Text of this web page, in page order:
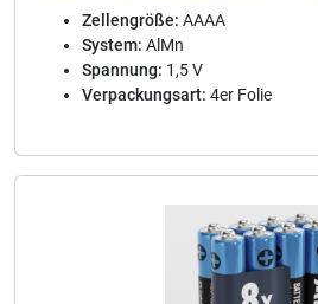
Zellengröße: AAAA
System: AlMn
Spannung: 1,5 V
Verpackungsart: 4er Folie